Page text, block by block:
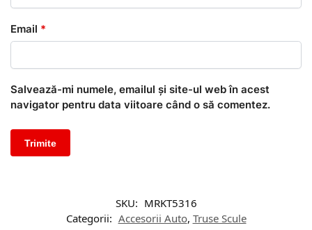
Email *
Salvează-mi numele, emailul și site-ul web în acest
navigator pentru data viitoare când o să comentez.
SKU: MRKT5316
Categorii: Accesorii Auto, Truse Scule